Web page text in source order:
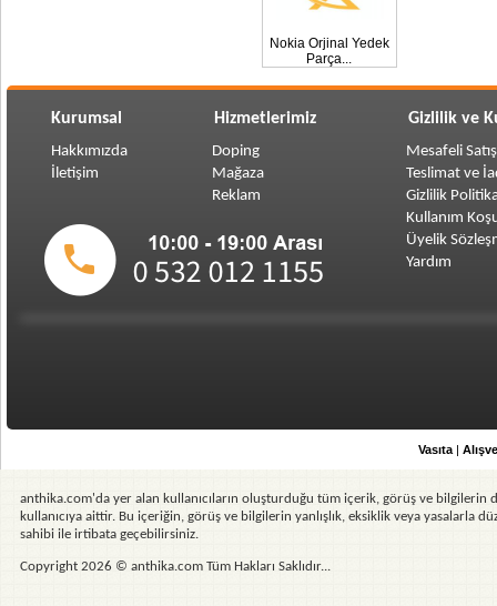
Nokia Orjinal Yedek
Parça...
Kurumsal Hizmetlerimiz Gizlilik ve
Hakkımızda
İletişim
Doping
Mağaza
Reklam
Mesafeli
Teslimat ve
Gizlilik
Kullanım
Üyelik
Yardım
anthika.com'da yer alan kullanıcıların oluşturduğu tüm içerik, görüş ve
kullanıcıya aittir. Bu içeriğin, görüş ve bilgilerin yanlışlık, eksiklik veya yasalarla
sahibi ile irtibata geçebilirsiniz.
Copyright 2026 © anthika.com Tüm Hakları Saklıdır...
Vasıta |